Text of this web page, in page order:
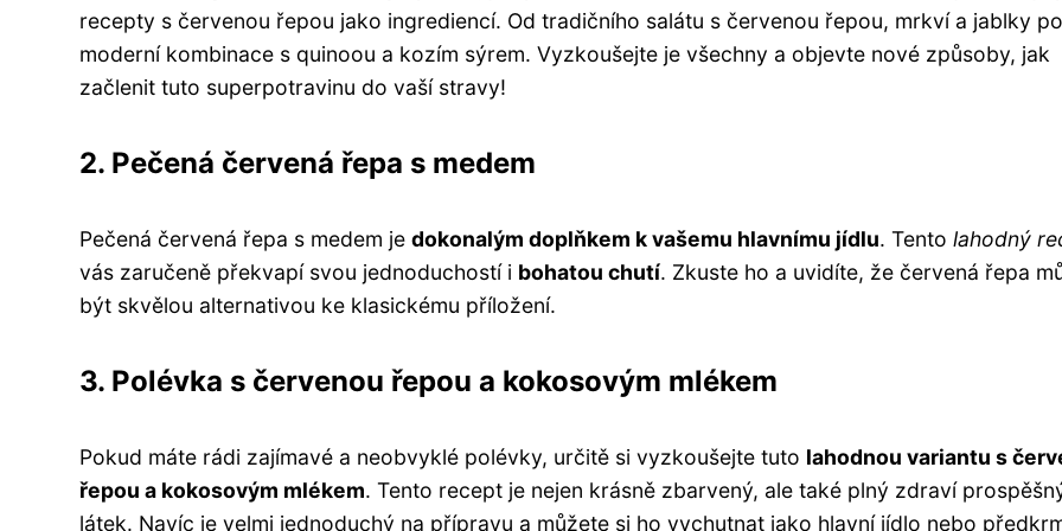
recepty s červenou řepou jako ingrediencí. Od tradičního salátu s červenou řepou, mrkví a jablky po
moderní kombinace s quinoou a kozím sýrem. Vyzkoušejte je všechny a objevte nové způsoby, jak
začlenit tuto superpotravinu do vaší stravy!
2. Pečená červená řepa s medem
Pečená červená řepa s medem je dokonalým doplňkem k vašemu hlavnímu jídlu. Tento lahodný
vás zaručeně překvapí svou jednoduchostí i bohatou chutí. Zkuste ho a uvidíte, že červená řepa
být skvělou alternativou ke klasickému příložení.
3. Polévka s červenou řepou a kokosovým mlékem
Pokud máte rádi zajímavé a neobvyklé polévky, určitě si vyzkoušejte tuto lahodnou variantu s
řepou a kokosovým mlékem. Tento recept je nejen krásně zbarvený, ale také plný zdraví
látek. Navíc je velmi jednoduchý na přípravu a můžete si ho vychutnat jako hlavní jídlo nebo